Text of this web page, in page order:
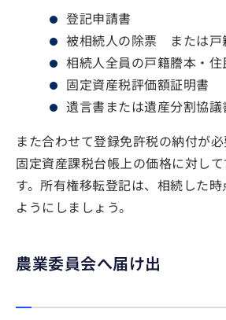
登記申請書
被相続人の除票 または戸
相続人全員の戸籍謄本・住
固定資産税評価額証明書
遺言書または遺産分割協議
また合わせて登録免許税の納付が
固定資産課税台帳上の価格に対し
す。所有権移転登記は、相続した
ようにしましょう。
農業委員会へ届け出